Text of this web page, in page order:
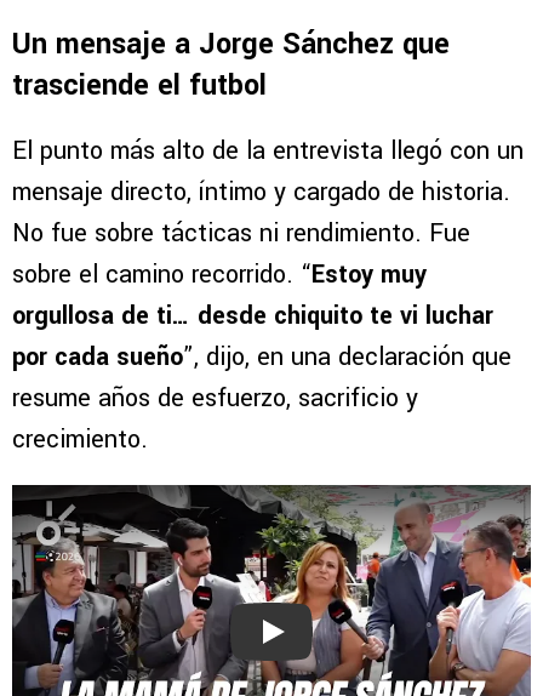
Un mensaje a Jorge Sánchez que
trasciende el futbol
El punto más alto de la entrevista llegó con un
mensaje directo, íntimo y cargado de historia.
No fue sobre tácticas ni rendimiento. Fue
sobre el camino recorrido. “Estoy muy
orgullosa de ti… desde chiquito te vi luchar
por cada sueño”, dijo, en una declaración que
resume años de esfuerzo, sacrificio y
crecimiento.
Play